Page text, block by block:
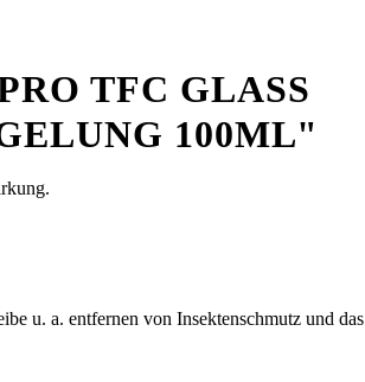
TFC GLASS
100ML"
u. a. entfernen von Insektenschmutz und das